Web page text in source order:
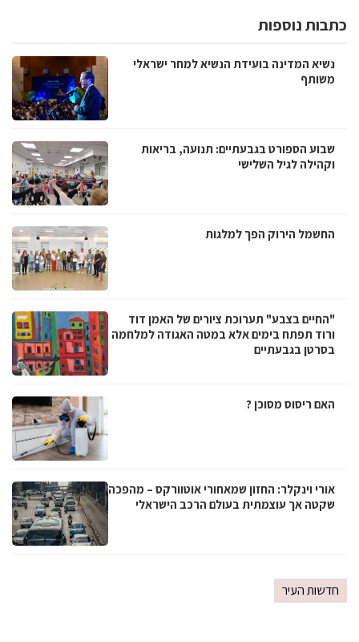
כתבות נוספות
נשיא המדינה בועידת הנשיא למחר ישראלי
משותף
שבוע הספורט בגבעתיים: תנועה, בריאות
וקהילה לגיל השלישי
החשמל הירוק הפך למלגות
"החיים בצבע" תערוכת ציורים של האמן דוד
ורוד תפתח בימים אלא במטה האגודה למלחמה
בסרטן בגבעתיים
האם ריסוס מסוכן ?
אורי וינקלר: החזון שמאחורי אוטוורקס – מהפכה
שקטה אך עוצמתית בעולם הרכב הישראלי
חדשות העיר